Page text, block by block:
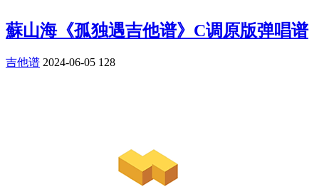
蘇山海《孤独遇吉他谱》C调原版弹唱谱
吉他谱 2024-06-05 128